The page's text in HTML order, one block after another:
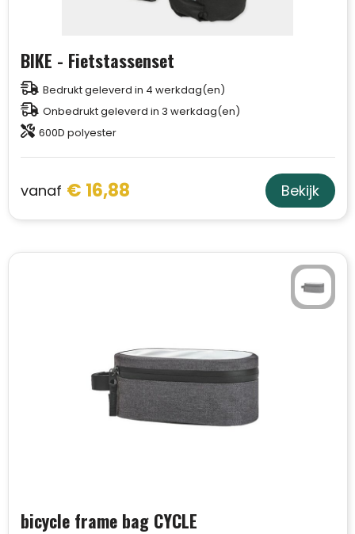
BIKE - Fietstassenset
Bedrukt geleverd in 4 werkdag(en)
Onbedrukt geleverd in 3 werkdag(en)
600D polyester
vanaf € 16,88 Bekijk
bicycle frame bag CYCLE